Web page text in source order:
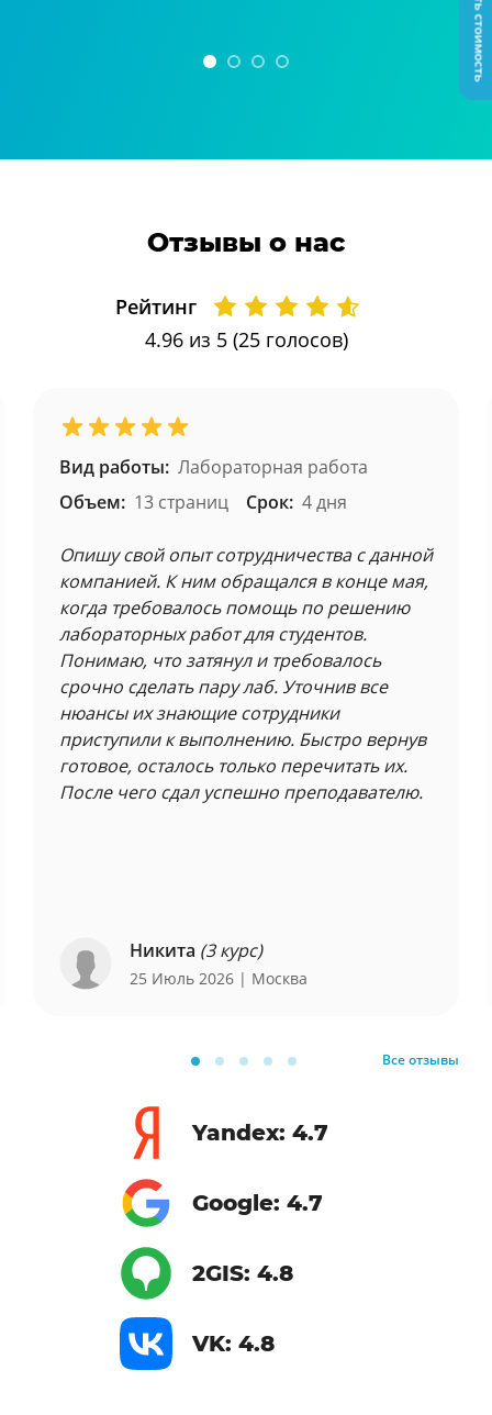
Отзывы о нас
Рейтинг
4.96из 5 (25 голосов)
Вид работы: Лабораторная работа
Объем: 13 страниц Срок: 4 дня
Опишу свой опыт сотрудничества с данной
компанией. К ним обращался в конце мая,
когда требовалось помощь по решению
лабораторных работ для студентов.
Понимаю, что затянул и требовалось
срочно сделать пару лаб. Уточнив все
нюансы их знающие сотрудники
приступили к выполнению. Быстро вернув
готовое, осталось только перечитать их.
После чего сдал успешно преподавателю.
Никита (3 курс)
25 Июль 2026 | Москва
Все отзывы
Yandex: 4.7
Google: 4.7
2GIS: 4.8
VK: 4.8